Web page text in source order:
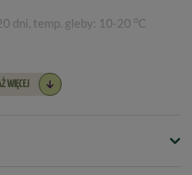
dni, temp. gleby: 10-20 oC
cm
WIĘCEJ